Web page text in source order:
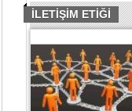
İLETİŞİM ETİĞİ